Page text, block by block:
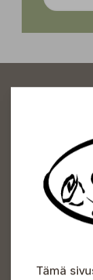
Sundin
Avoinna
Arkisin 09-18
Info &
Tämä